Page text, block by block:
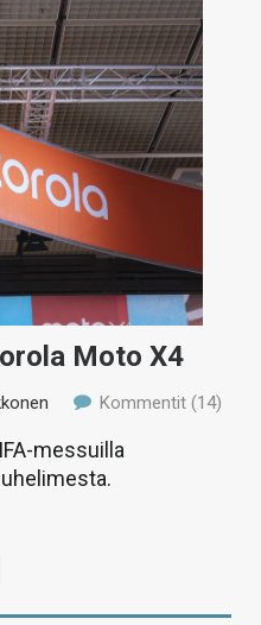
Moto X4
Kommentit (14)
messuilla